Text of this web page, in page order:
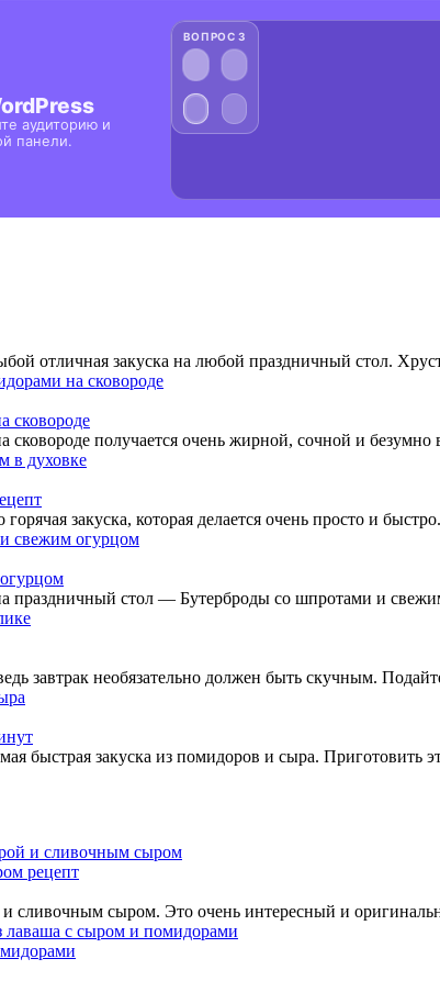
отличная закуска на любой праздничный стол.
сковороде
получается очень жирной, сочной и безумно
закуска, которая делается очень просто и быстро.
праздничный стол — Бутерброды со шпротами и
завтрак необязательно должен быть скучным.
быстрая закуска из помидоров и сыра. Приготовить
рецепт
сливочным сыром. Это очень интересный и